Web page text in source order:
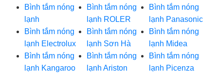
Bình tắm nóng
lạnh
Bình tắm nóng
lạnh ROLER
Bình tắm nóng
lạnh Panasonic
Bình tắm nóng
lạnh Electrolux
Bình tắm nóng
lạnh Sơn Hà
Bình tắm nóng
lạnh Midea
Bình tắm nóng
lạnh Kangaroo
Bình tắm nóng
lạnh Ariston
Bình tắm nóng
lạnh Picenza